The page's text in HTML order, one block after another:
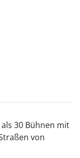
30 Bühnen mit
von